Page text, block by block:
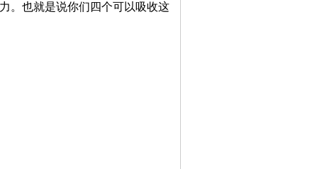
。也就是说你们四个可以吸收这